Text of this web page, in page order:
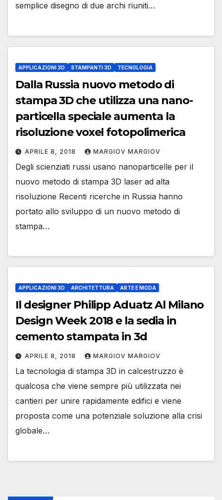
semplice disegno di due archi riuniti…
APPLICAZIONI 3D STAMPANTI 3D TECNOLOGIA
Dalla Russia nuovo metodo di
stampa 3D che utilizza una nano-
particella speciale aumenta la
risoluzione voxel fotopolimerica
APRILE 8, 2018 MARGIOV MARGIOV
Degli scienziati russi usano nanoparticelle per il
nuovo metodo di stampa 3D laser ad alta
risoluzione Recenti ricerche in Russia hanno
portato allo sviluppo di un nuovo metodo di
stampa…
APPLICAZIONI 3D ARCHITETTURA ARTE E MODA
Il designer Philipp Aduatz Al Milano
Design Week 2018 e la sedia in
cemento stampata in 3d
APRILE 8, 2018 MARGIOV MARGIOV
La tecnologia di stampa 3D in calcestruzzo è
qualcosa che viene sempre più utilizzata nei
cantieri per unire rapidamente edifici e viene
proposta come una potenziale soluzione alla crisi
globale…